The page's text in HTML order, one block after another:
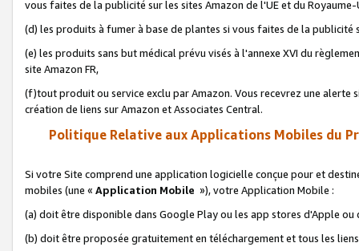
vous faites de la publicité sur les sites Amazon de l'UE et du Royaume-
(d) les produits à fumer à base de plantes si vous faites de la publicité
(e) les produits sans but médical prévu visés à l'annexe XVI du
site Amazon FR,
(f)tout produit ou service exclu par Amazon. Vous recevrez une alerte
création de liens sur Amazon et Associates Central.
Politique Relative aux Applications Mobiles du
Si votre Site comprend une application logicielle conçue pour et
mobiles (une « Application Mobile »), votre Application Mobile :
(a) doit être disponible dans Google Play ou les app stores d'Apple ou
(b) doit être proposée gratuitement en téléchargement et tous les